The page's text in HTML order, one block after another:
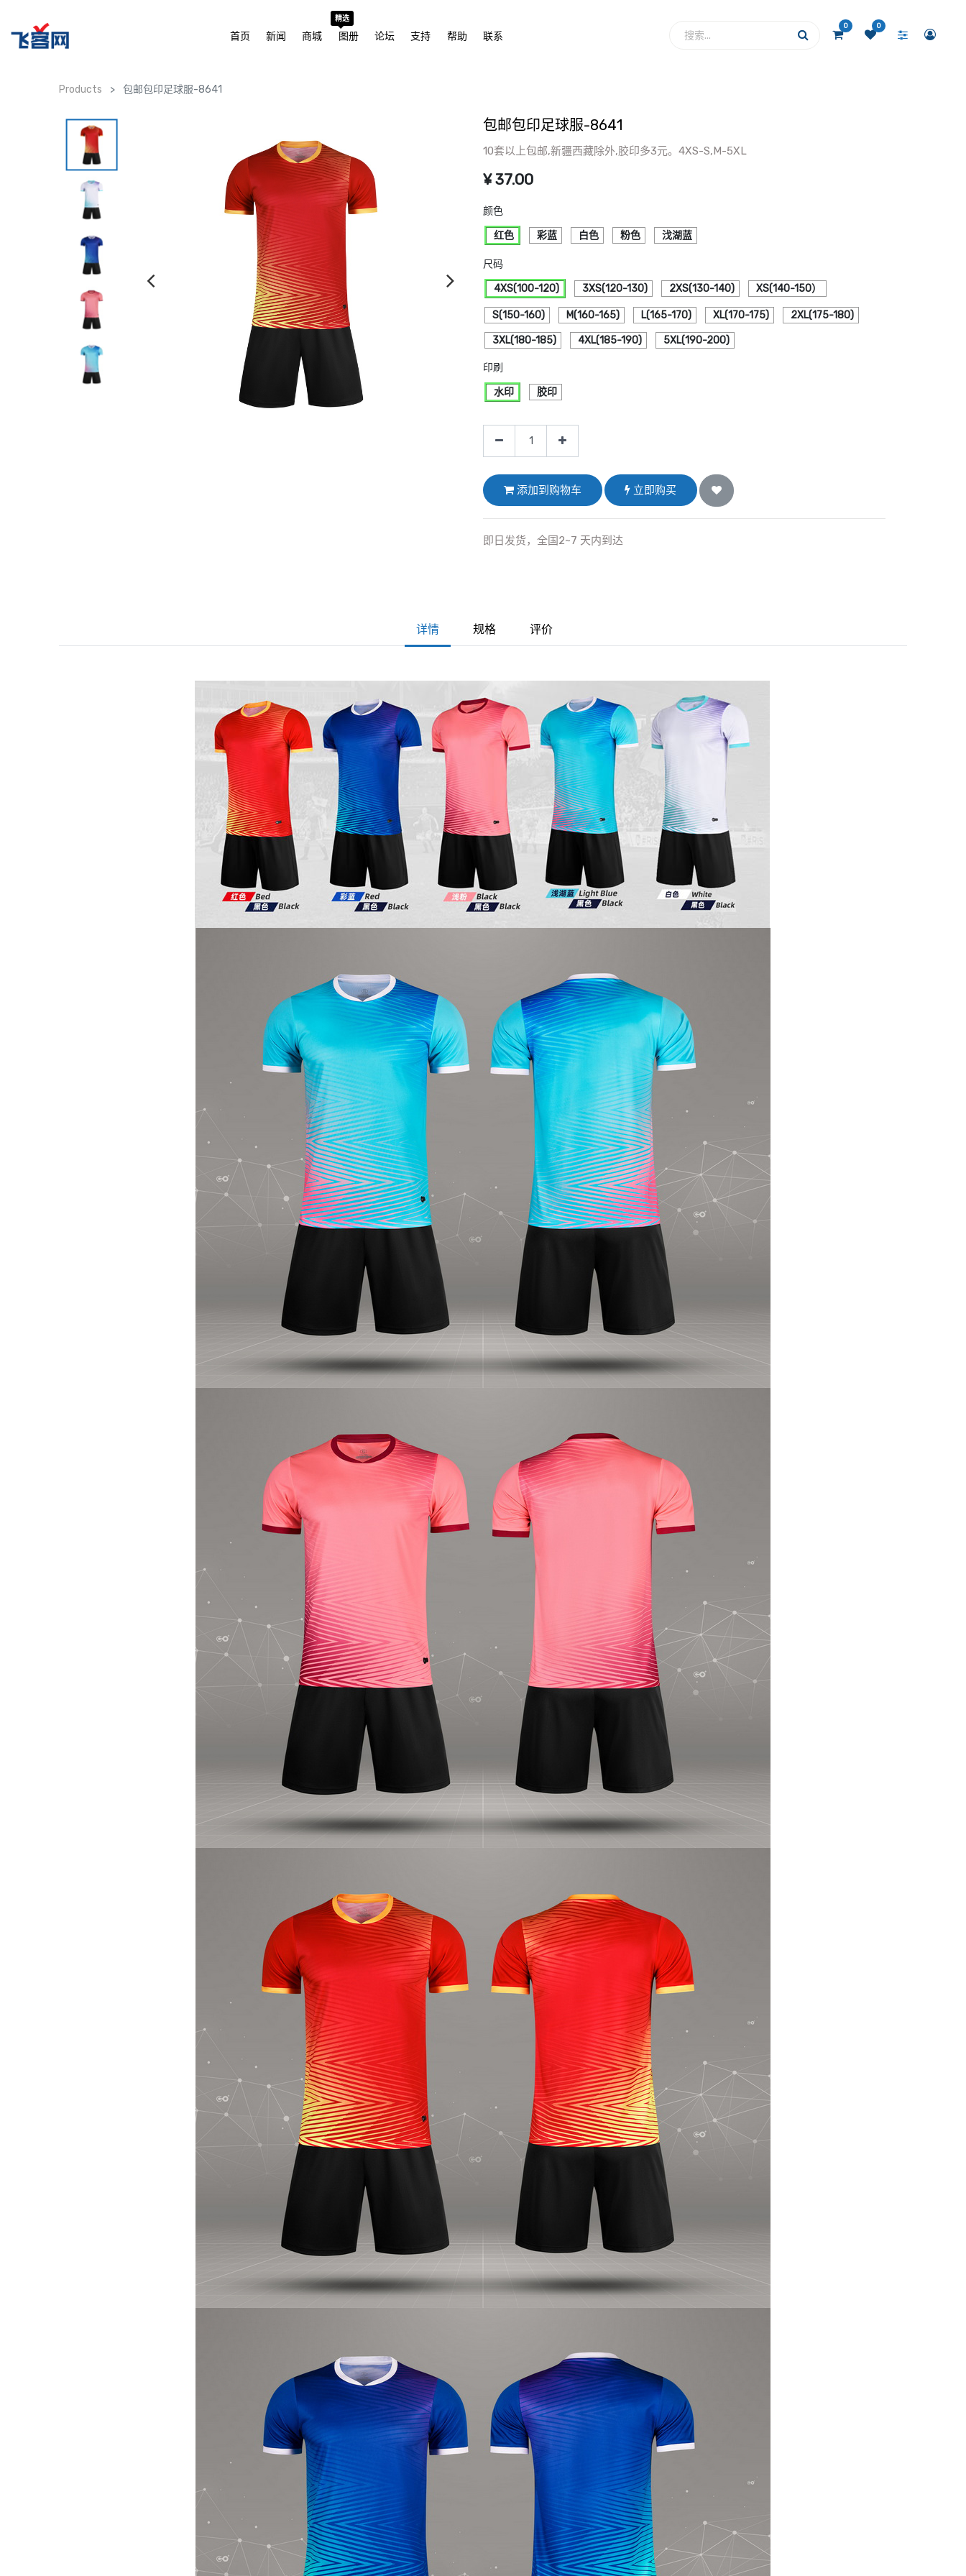
首页 新闻 商城 图册
精选
论坛 支持 帮助 联系
0 0
Products 包邮包印足球服-8641
包邮包印足球服-8641
10套以上包邮,新疆西藏除外,胶印多3元。4XS-S,M-5XL
¥37.00
颜色
红色
彩蓝 白色 粉色 㳀湖蓝
尺码
4XS(100-120)
3XS(120-130) 2XS(130-140) XS(140-150）
S(150-160) M(160-165) L(165-170) XL(170-175) 2XL(175-180)
3XL(180-185) 4XL(185-190) 5XL(190-200)
印刷
水印
胶印
添加到购物车 立即购买
即日发货，全国2~7 天内到达
详情 规格 评价